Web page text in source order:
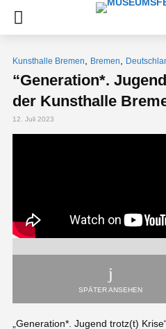
Kunsthalle Bremen Bremen
“Generation*.
der Kunsthalle
12. Juli 2023
SPÄTER ANSEHEN
„Generation*. Jugend trotz(t)